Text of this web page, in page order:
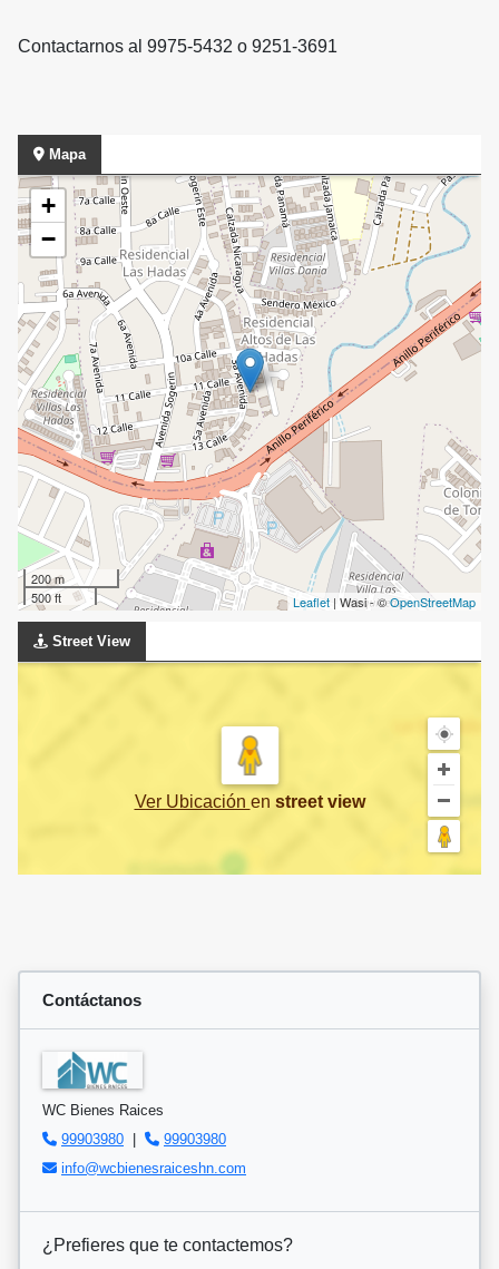
Contactarnos al 9975-5432 o 9251-3691
Mapa
+
−
200 m
500 ft
Leaflet | Wasi - ©OpenStreetMap
Street View
Ver Ubicación en street view
Contáctanos
WC Bienes Raices
99903980 |
99903980
info@wcbienesraiceshn.com
¿Prefieres que te contactemos?